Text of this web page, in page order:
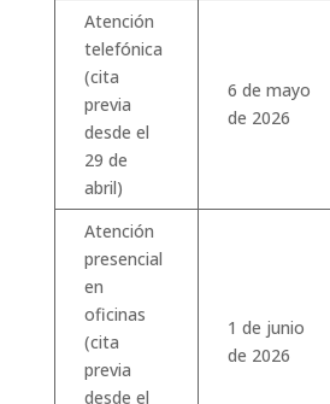
Atención
telefónica
(cita
previa
desde el
29 de
abril)
6 de mayo
de 2026
Atención
presencial
en
oficinas
(cita
previa
desde el
1 de junio
de 2026